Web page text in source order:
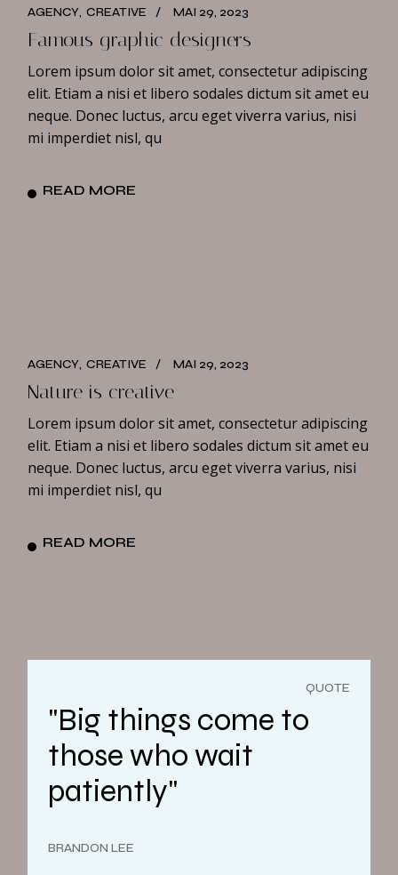
AGENCY CREATIVE MAI 29, 2023
Famous graphic designers
Lorem ipsum dolor sit amet, consectetur adipiscing
elit. Etiam a nisi et libero sodales dictum sit amet eu
neque. Donec luctus, arcu eget viverra varius, nisi
mi imperdiet nisl, qu
READ MORE
AGENCY CREATIVE MAI 29, 2023
Nature is creative
Lorem ipsum dolor sit amet, consectetur adipiscing
elit. Etiam a nisi et libero sodales dictum sit amet eu
neque. Donec luctus, arcu eget viverra varius, nisi
mi imperdiet nisl, qu
READ MORE
QUOTE
"Big things come to
those who wait
patiently"
BRANDON LEE